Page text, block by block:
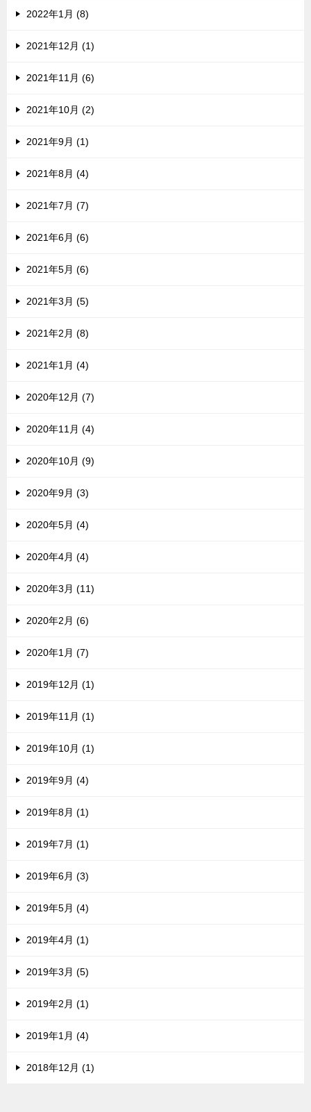
2022年1月 (8)
2021年12月 (1)
2021年11月 (6)
2021年10月 (2)
2021年9月 (1)
2021年8月 (4)
2021年7月 (7)
2021年6月 (6)
2021年5月 (6)
2021年3月 (5)
2021年2月 (8)
2021年1月 (4)
2020年12月 (7)
2020年11月 (4)
2020年10月 (9)
2020年9月 (3)
2020年5月 (4)
2020年4月 (4)
2020年3月 (11)
2020年2月 (6)
2020年1月 (7)
2019年12月 (1)
2019年11月 (1)
2019年10月 (1)
2019年9月 (4)
2019年8月 (1)
2019年7月 (1)
2019年6月 (3)
2019年5月 (4)
2019年4月 (1)
2019年3月 (5)
2019年2月 (1)
2019年1月 (4)
2018年12月 (1)